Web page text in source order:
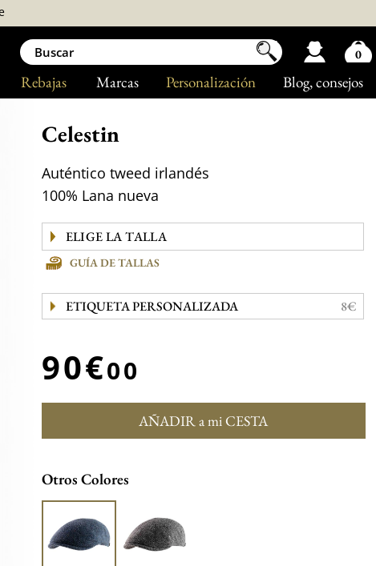
Blog, consejos
Personalización
Marcas
Rebajas
Celestin
Auténtico tweed irlandés
100% Lana nueva
GUÍA DE TALLAS
ETIQUETA PERSONALIZADA 8€
90€00
AÑADIR a mi CESTA
Otros Colores
0